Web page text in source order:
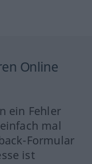
Online
ein Fehler
mal
Formular
ist